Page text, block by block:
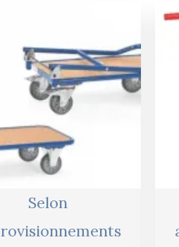
Selon
était :
276,00 €.
est :
262,00 €.